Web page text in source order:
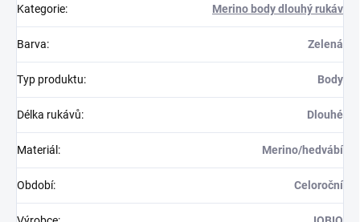
Kategorie: Merino body dlouhý rukáv
Barva: Zelená
Typ produktu: Body
Délka rukávů: Dlouhé
Materiál : Merino/hedvábí
Období: Celoroční